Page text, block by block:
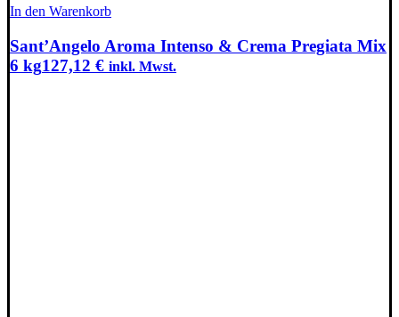
In den Warenkorb
Sant’Angelo Aroma Intenso & Crema Pregiata Mix
6 kg127,12 € inkl. Mwst.